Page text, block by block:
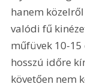
hanem
valódi fű
műfüvek 10-
hosszú időre
követően nem